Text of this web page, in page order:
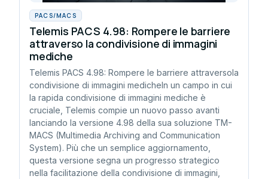
PACS/MACS
Telemis PACS 4.98: Rompere le barriere
attraverso la condivisione di immagini
mediche
Telemis PACS 4.98: Rompere le barriere attraversola
condivisione di immagini medicheIn un campo in cui
la rapida condivisione di immagini mediche è
cruciale, Telemis compie un nuovo passo avanti
lanciando la versione 4.98 della sua soluzione TM-
MACS (Multimedia Archiving and Communication
System). Più che un semplice aggiornamento,
questa versione segna un progresso strategico
nella facilitazione della condivisione di immagini,